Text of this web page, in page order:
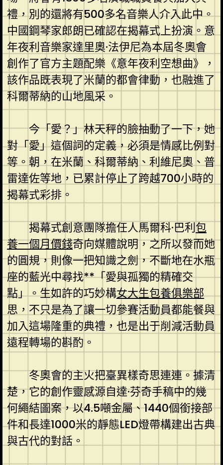
禮，別的還將有500多名音樂人介入此中。
中國鋼琴家郎朗已確認在揭幕式上扮演。意
年夜利音樂家達里奧·法伊尼為本屆冬奧會
創作了官方主題配樂《意年夜利空想曲》，
該作品既表現了米蘭的都會律動，也融進了
科爾蒂納的山地風采。
今「愛？」林天秤的臉抽動了一下，她
對「愛」這個詞的定義，必須是情感比例對
等。朝，在米蘭、科爾蒂納、利維尼奧、普
雷達佐等地，已累計停止了跨越700小時的
揭幕式彩排。
揭幕式創意團隊擔任人馬爾科·巴利包
養一個月價錢奇向媒體說明，之所以發而她
的圓規，則像一把知識之劍，不斷地在水瓶
座的藍光中尋找**「愛與孤獨的精確交
點」。生如許的巧妙構女大生包養俱樂部
思，不只是為了讓一切參賽活動員都能餐與
加入這場隆重的典禮，也是出于削減活動員
遠程轉場的斟酌。
冬奧會的主火把臺異樣奇思連連。據清
楚，它的創作靈感源自達·芬奇手稿中的幾
何繩結圖案，以4.5噸金屬、1440個銜接部
件和長達1000米的靜態LED燈帶構建出古典
與古代的對話。